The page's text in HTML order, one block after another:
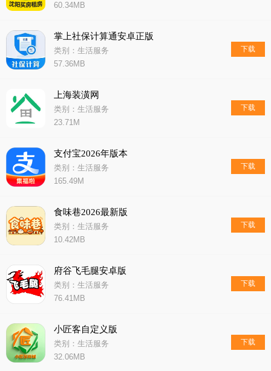
60.34MB
掌上社保计算通安卓正版
类别：生活服务
57.36MB
下载
上海装潢网
类别：生活服务
23.71M
下载
支付宝2026年版本
类别：生活服务
165.49M
下载
食味巷2026最新版
类别：生活服务
10.42MB
下载
府谷飞毛腿安卓版
类别：生活服务
76.41MB
下载
小匠客自定义版
类别：生活服务
32.06MB
下载